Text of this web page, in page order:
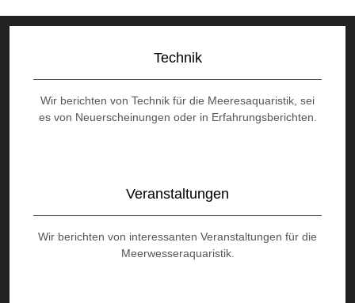
Technik
Wir berichten von Technik für die Meeresaquaristik, sei
es von Neuerscheinungen oder in Erfahrungsberichten.
Veranstaltungen
Wir berichten von interessanten Veranstaltungen für die
Meerwesseraquaristik.